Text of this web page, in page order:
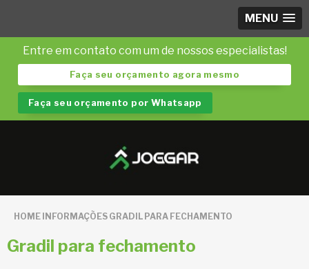
MENU
Entre em contato com um de nossos especialistas!
Faça seu orçamento agora mesmo
Faça seu orçamento por Whatsapp
HOME INFORMAÇÕES GRADIL PARA FECHAMENTO
Gradil para fechamento